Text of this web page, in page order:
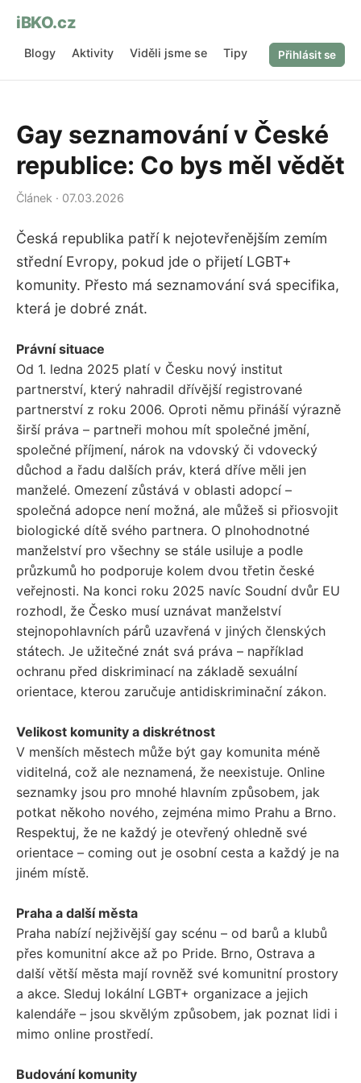
iBKO.cz
Blogy Aktivity Viděli jsme se Tipy O nás
Přihlásit se
Gay seznamování v České
republice: Co bys měl vědět
Článek · 07.03.2026
Česká republika patří k nejotevřenějším zemím
střední Evropy, pokud jde o přijetí LGBT+
komunity. Přesto má seznamování svá specifika,
která je dobré znát.
Právní situace
Od 1. ledna 2025 platí v Česku nový institut
partnerství, který nahradil dřívější registrované
partnerství z roku 2006. Oproti němu přináší výrazně
širší práva – partneři mohou mít společné jmění,
společné příjmení, nárok na vdovský či vdovecký
důchod a řadu dalších práv, která dříve měli jen
manželé. Omezení zůstává v oblasti adopcí –
společná adopce není možná, ale můžeš si přiosvojit
biologické dítě svého partnera. O plnohodnotné
manželství pro všechny se stále usiluje a podle
průzkumů ho podporuje kolem dvou třetin české
veřejnosti. Na konci roku 2025 navíc Soudní dvůr EU
rozhodl, že Česko musí uznávat manželství
stejnopohlavních párů uzavřená v jiných členských
státech. Je užitečné znát svá práva – například
ochranu před diskriminací na základě sexuální
orientace, kterou zaručuje antidiskriminační zákon.
Velikost komunity a diskrétnost
V menších městech může být gay komunita méně
viditelná, což ale neznamená, že neexistuje. Online
seznamky jsou pro mnohé hlavním způsobem, jak
potkat někoho nového, zejména mimo Prahu a Brno.
Respektuj, že ne každý je otevřený ohledně své
orientace – coming out je osobní cesta a každý je na
jiném místě.
Praha a další města
Praha nabízí nejživější gay scénu – od barů a klubů
přes komunitní akce až po Pride. Brno, Ostrava a
další větší města mají rovněž své komunitní prostory
a akce. Sleduj lokální LGBT+ organizace a jejich
kalendáře – jsou skvělým způsobem, jak poznat lidi i
mimo online prostředí.
Budování komunity